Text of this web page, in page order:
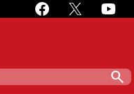
search